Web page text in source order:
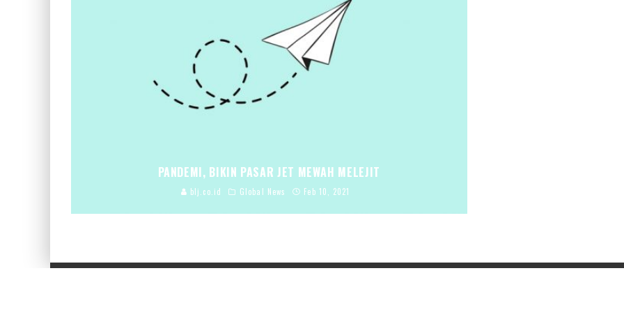
PANDEMI, BIKIN PASAR JET MEWAH MELEJIT
blj.co.id Global News Feb 10, 2021